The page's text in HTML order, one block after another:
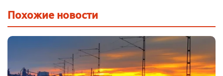
Похожие новости